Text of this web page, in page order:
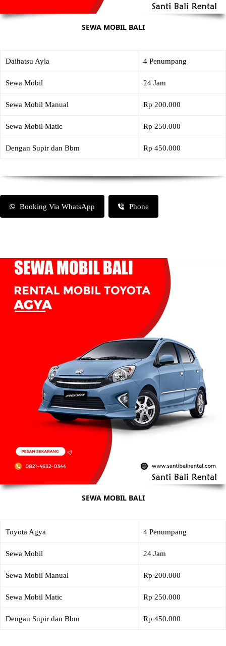
SEWA MOBIL BALI
Daihatsu Ayla 4 Penumpang
Sewa Mobil 24 Jam
Sewa Mobil Manual Rp 200.000
Sewa Mobil Matic Rp 250.000
Dengan Supir dan Bbm Rp 450.000
Booking Via WhatsApp Phone
SEWA MOBIL BALI
Toyota Agya 4 Penumpang
Sewa Mobil 24 Jam
Sewa Mobil Manual Rp 200.000
Sewa Mobil Matic Rp 250.000
Dengan Supir dan Bbm Rp 450.000